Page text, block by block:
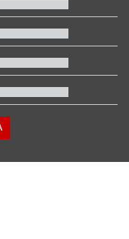
Tersingkir di Piala
Anggun C. Sasmi di
Terasa di Jepara,
Dia Penuh
Sembunyi saat